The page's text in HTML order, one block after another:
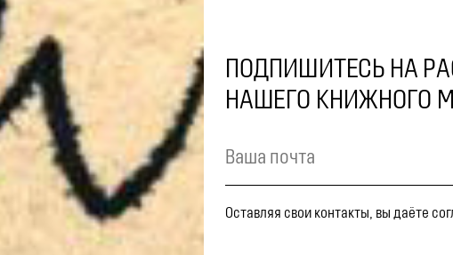
ПОДПИШИТЕСЬ НА
НАШЕГО КНИЖНОГО
Оставляя свои контакты, вы даёте